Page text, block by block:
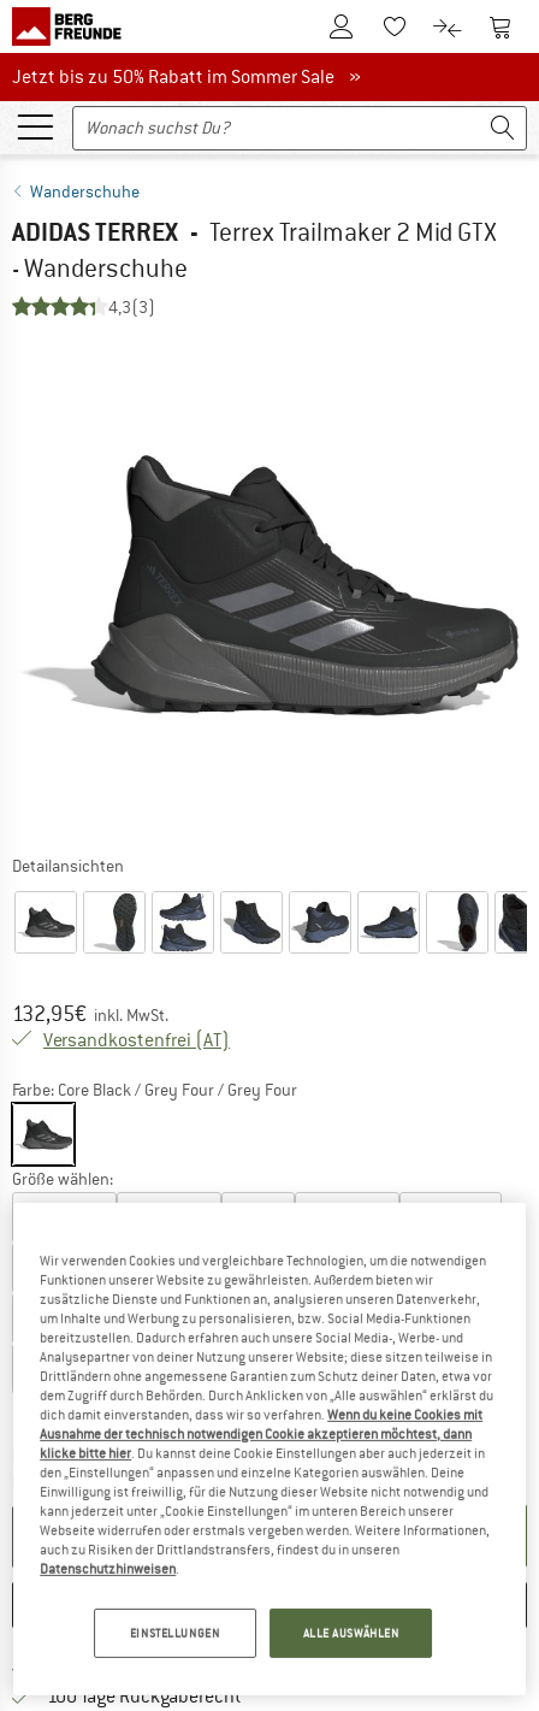
Zum KundenkontoZum Merkzettel.
Zum Zum
Jetzt bis zu 50% Rabatt im Sommer Sale
Jetzt bis zu 50% Rabatt im Sommer Sale »
Wanderschuhe
ADIDAS TERREX - Terrex Trailmaker 2 Mid GTX
- Wanderschuhe
4,3(3)
Detailansichten
Preis:
132,95€ inkl. MwSt.
Versandkostenfrei (AT)
Farbe: Core Black / Grey Four / Grey Four
Größe wählen:
EU42 EU42 2/3 EU43 1/3 EU44 EU44 2/3
EU45 1/3 EU46 EU46 2/3 EU47 1/3 EU48
EU49 1/3 EU50 2/3
Größentabelle
Lieferzeit: 2-4 WerktageDer Link öffnet sich in einer Infobox und
Menge:
IN DEN WARENKORB
MERKEN VERGLEICHEN
100 Tage Rückgaberecht
Wir verwenden Cookies und vergleichbare Technologien, um die notwendigen
Funktionen unserer Website zu gewährleisten. Außerdem bieten wir
zusätzliche Dienste und Funktionen an, analysieren unseren Datenverkehr,
um Inhalte und Werbung zu personalisieren, bzw. Social Media-Funktionen
bereitzustellen. Dadurch erfahren auch unsere Social Media-, Werbe- und
Analysepartner von deiner Nutzung unserer Website; diese sitzen teilweise in
Drittländern ohne angemessene Garantien zum Schutz deiner Daten, etwa vor
dem Zugriff durch Behörden. Durch Anklicken von „Alle auswählen“ erklärst du
dich damit einverstanden, dass wir so verfahren.Wenn du keine Cookies mit
Ausnahme der technisch notwendigen Cookie akzeptieren möchtest, dann
klicke bitte hier. Du kannst deine Cookie Einstellungen aber auch jederzeit in
den „Einstellungen“ anpassen und einzelne Kategorien auswählen. Deine
Einwilligung ist freiwillig, für die Nutzung dieser Website nicht notwendig und
kann jederzeit unter „Cookie Einstellungen“ im unteren Bereich unserer
Webseite widerrufen oder erstmals vergeben werden. Weitere Informationen,
auch zu Risiken der Drittlandstransfers, findest du in unseren
Datenschutzhinweisen.
EINSTELLUNGEN ALLE AUSWÄHLEN